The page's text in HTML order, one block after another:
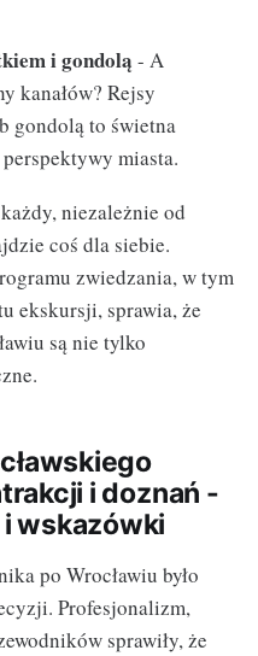
i gondolą - A
kanałów? Rejsy
gondolą to świetna
miasta.
niezależnie od
coś dla siebie.
zwiedzania, w tym
ekskursji, sprawia, że
są nie tylko
i doznań -
wskazówki
po Wrocławiu było
Profesjonalizm,
sprawiły, że